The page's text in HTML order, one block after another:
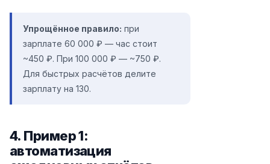
Упрощённое правило: при
зарплате 60 000 ₽ — час стоит
~450 ₽. При 100 000 ₽ — ~750 ₽.
Для быстрых расчётов делите
зарплату на 130.
4. Пример 1:
автоматизация